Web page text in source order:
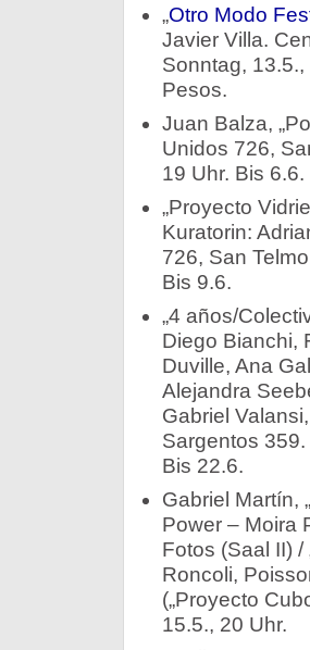
„Otro Modo
Javier Villa.
Sonntag,
Pesos.
Juan Balza,
Unidos 726,
19 Uhr. Bis 6.6.
„Proyecto
Kuratorin:
726, San
Bis 9.6.
„4 años/
Diego Bianchi,
Duville, Ana
Alejandra
Gabriel
Sargentos
Bis 22.6.
Gabriel Martín,
Power – Moira
Fotos (Saal II)
Roncoli,
(„Proyecto
15.5., 20 Uhr.